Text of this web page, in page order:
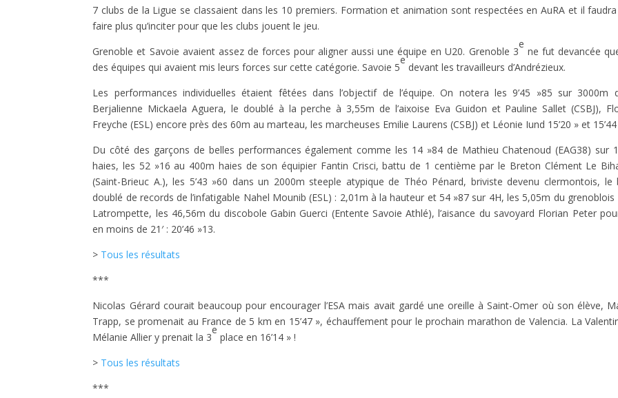
7 clubs de la Ligue se classaient dans les 10 premiers. Formation et animation sont respectées en AuRA et il
faire plus qu’inciter pour que les clubs jouent le jeu.
Grenoble et Savoie avaient assez de forces pour aligner aussi une équipe en U20. Grenoble 3
e
ne fut devancée
des équipes qui avaient mis leurs forces sur cette catégorie. Savoie 5
e
devant les travailleurs d’Andrézieux.
Les performances individuelles étaient fêtées dans l’objectif de l’équipe. On notera les 9’45 »85 sur 3000m
Berjalienne Mickaela Aguera, le doublé à la perche à 3,55m de l’aixoise Eva Guidon et Pauline Sallet (CSBJ),
Freyche (ESL) encore près des 60m au marteau, les marcheuses Emilie Laurens (CSBJ) et Léonie Iund 15’20 » et 15’44
Du côté des garçons de belles performances également comme les 14 »84 de Mathieu Chatenoud (EAG38) sur
haies, les 52 »16 au 400m haies de son équipier Fantin Crisci, battu de 1 centième par le Breton Clément Le
(Saint-Brieuc A.), les 5’43 »60 dans un 2000m steeple atypique de Théo Pénard, briviste devenu clermontois, le
doublé de records de l’infatigable Nahel Mounib (ESL) : 2,01m à la hauteur et 54 »87 sur 4H, les 5,05m du grenoblois
Latrompette, les 46,56m du discobole Gabin Guerci (Entente Savoie Athlé), l’aisance du savoyard Florian Peter
en moins de 21′ : 20’46 »13.
> Tous les résultats
***
Nicolas Gérard courait beaucoup pour encourager l’ESA mais avait gardé une oreille à Saint-Omer où son élève,
Trapp, se promenait au France de 5 km en 15’47 », échauffement pour le prochain marathon de Valencia. La
Mélanie Allier y prenait la 3
e
place en 16’14 » !
> Tous les résultats
***